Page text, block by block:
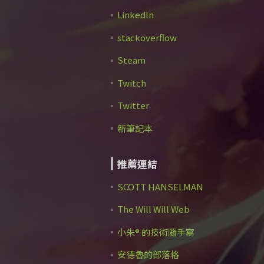
LinkedIn
stackoverflow
Steam
Twitch
Twitter
新筆記本
推薦連結
SCOTT HANSELMAN
The Will Will Web
小朱® 的技術隨手寫
安德魯的部落格